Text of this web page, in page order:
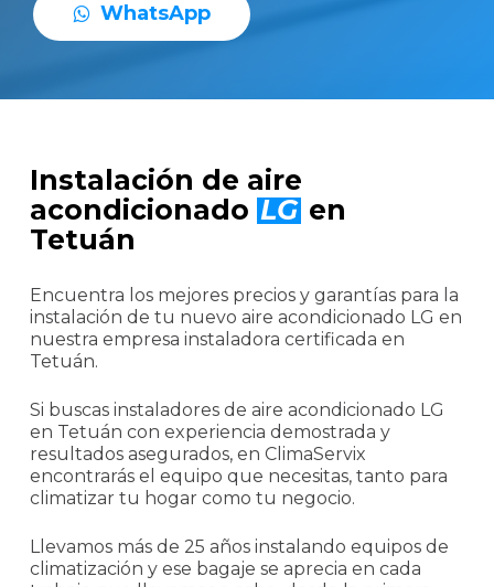
WhatsApp
Instalación de aire
acondicionado LG en
Tetuán
Encuentra los mejores precios y garantías para la
instalación de tu nuevo aire acondicionado LG en
nuestra empresa instaladora certificada en
Tetuán.
Si buscas instaladores de aire acondicionado LG
en Tetuán con experiencia demostrada y
resultados asegurados, en ClimaServix
encontrarás el equipo que necesitas, tanto para
climatizar tu hogar como tu negocio.
Llevamos más de 25 años instalando equipos de
climatización y ese bagaje se aprecia en cada